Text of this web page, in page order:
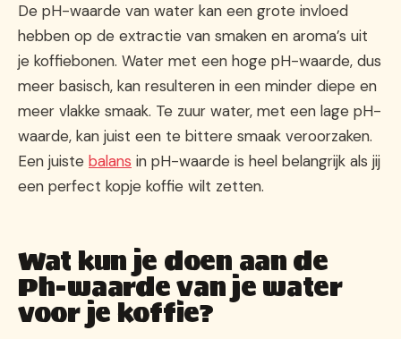
De pH-waarde van water kan een grote invloed
hebben op de extractie van smaken en aroma’s uit
je koffiebonen. Water met een hoge pH-waarde, dus
meer basisch, kan resulteren in een minder diepe en
meer vlakke smaak. Te zuur water, met een lage pH-
waarde, kan juist een te bittere smaak veroorzaken.
Een juiste balans in pH-waarde is heel belangrijk als jij
een perfect kopje koffie wilt zetten.
Wat kun je doen aan de
Ph-waarde van je water
voor je koffie?